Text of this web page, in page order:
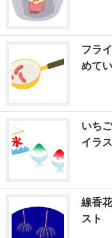
フラ
めて
いち
イラ
線香
スト